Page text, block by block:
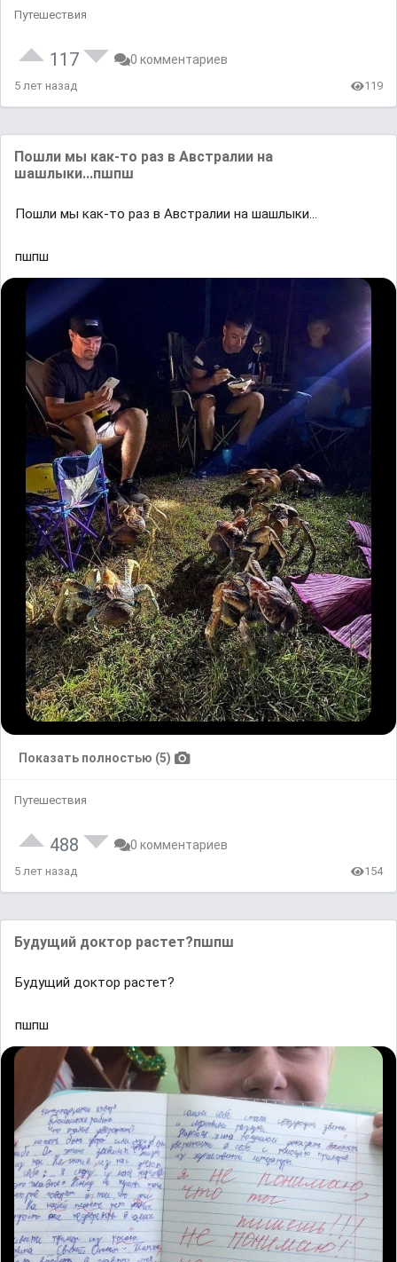
Путешествия
117 0 комментариев
5 лет назад 119
Пошли мы как-то раз в Австралии на
шашлыки...пшпш
Пошли мы как-то раз в Австралии на шашлыки...
пшпш
Показать полностью (5)
Путешествия
488 0 комментариев
5 лет назад 154
Будущий доктор растет?пшпш
Будущий доктор растет?
пшпш